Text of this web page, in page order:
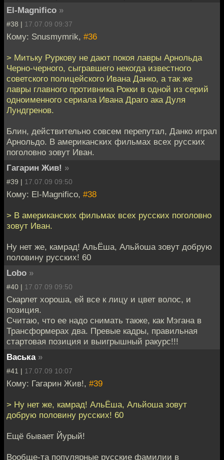
El-Magnifico »
#38 | 17.07.09 09:37
Кому: Snusmymrik, #36
> Митьку Руркову не дают покоя лавры Арнольда
Черно-черного, сыгравшего некогда известного
советского полицейского Ивана Данко, а так же
лавры главного противника Рокки в одной из серий
одноименного сериала Ивана Драго ака Дуля
Лундгренов.
Блин, действительно совсем перепутал, Данко играл
Арнольдо. В американских фильмах всех русских
поголовно зовут Иван.
Гагарин Жив! »
#39 | 17.07.09 09:50
Кому: El-Magnifico, #38
> В американских фильмах всех русских поголовно
зовут Иван.
Ну нет же, камрад! АльЁша, Альйоша зовут добрую
половину русских! 60
Lobo »
#40 | 17.07.09 09:50
Скарлет хороша, ей все к лицу и цвет волос, и
позиция.
Считаю, что ее надо снимать также, как Мэгана в
Трансформерах два. Превые кадры, правильная
стартовая позиция и выигрышный ракурс!!!
Васька »
#41 | 17.07.09 10:07
Кому: Гагарин Жив!, #39
> Ну нет же, камрад! АльЁша, Альйоша зовут
добрую половину русских! 60
Ещё бывает Йурый!
Вообще-та популярные русские фамилии в